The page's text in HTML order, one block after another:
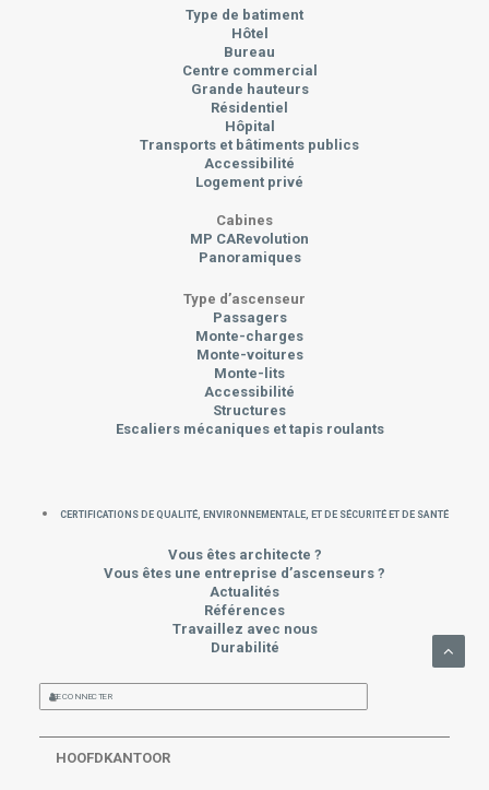
Type de batiment
Hôtel
Bureau
Centre commercial
Grande hauteurs
Résidentiel
Hôpital
Transports et bâtiments publics
Accessibilité
Logement privé
Cabines
MP CARevolution
Panoramiques
Type d’ascenseur
Passagers
Monte-charges
Monte-voitures
Monte-lits
Accessibilité
Structures
Escaliers mécaniques et tapis roulants
CERTIFICATIONS DE QUALITÉ, ENVIRONNEMENTALE, ET DE SÉCURITÉ ET DE SANTÉ
Vous êtes architecte ?
Vous êtes une entreprise d’ascenseurs ?
Actualités
Références
Travaillez avec nous
Durabilité
SE CONNECTER
HOOFDKANTOOR